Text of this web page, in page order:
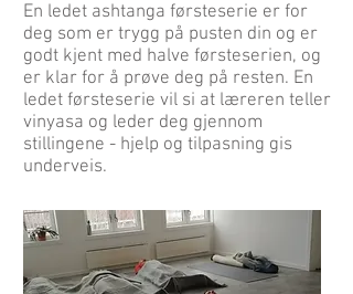
En ledet ashtanga førsteserie er for
deg som er trygg på pusten din og er
godt kjent med halve førsteserien, og
er klar for å prøve deg på resten. En
ledet førsteserie vil si at læreren teller
vinyasa og leder deg gjennom
stillingene - hjelp og tilpasning gis
underveis.